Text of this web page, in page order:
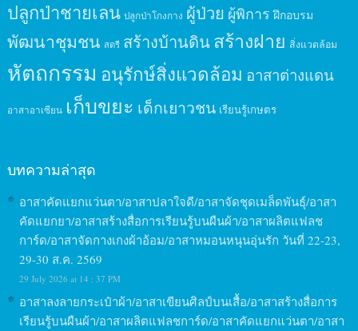
ปลูกป่าชายเลน ปลูกป่าโกงกาง ผู้ป่วย ผู้พิการ ฝึกอบรม
พัฒนาชุมชน สตรี สร้างบ้านดินสร้างฝาย สิ่งแวดล้อม
หัตถกรรม อนุรักษ์สิ่งแวดล้อม อาสาต่างแดน
อาสาอาเซียน เก็บขยะ เด็กเยาวชน เรียนรู้เกษตร
บทความล่าสุด
อาสาคัดแยกแว่นตา/อาสาปลาใจดี/อาสาจัดชุดเมล็ดพันธุ์/อาสา
คัดแยกยา/อาสาสร้างสื่อการเรียนรู้บนผืนผ้า/อาสาผลิตแฟลช
การ์ด/อาสาจัดกางเกงผ้าอ้อม/อาสาหมอนหนุนอุ่นรัก วันที่ 22-23,
29-30 ส.ค. 2569
29 July 2026 at 14 : 37 PM
อาสาลงลายกระเป๋าผ้า/อาสาเขียนศิลป์บนเสื้อ/อาสาสร้างสื่อการ
เรียนรู้บนผืนผ้า/อาสาผลิตแฟลชการ์ด/อาสาคัดแยกแว่นตา/อาสา